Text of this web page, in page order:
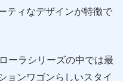
ティなデザインが特徴で
ーラシリーズの中では最
ョンワゴンらしいスタイ